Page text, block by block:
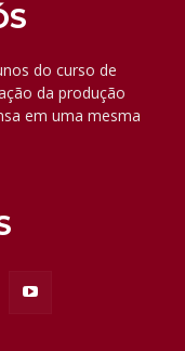
do curso de
da produção
em uma mesma